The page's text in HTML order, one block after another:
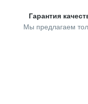
Гарантия
Мы предлагаем